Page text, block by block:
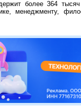
более 364
менеджменту,